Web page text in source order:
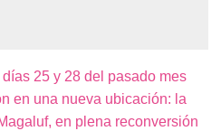
25 y 28 del pasado mes
en una nueva ubicación: la
en plena reconversión